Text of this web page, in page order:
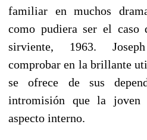
familiar en muchos
como pudiera ser el caso
sirviente, 1963.
comprobar en la brillante
se ofrece de sus
intromisión que la joven
aspecto interno.